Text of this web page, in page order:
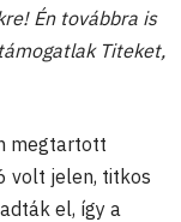
Én továbbra is
Titeket,
megtartott
volt jelen, titkos
el, így a